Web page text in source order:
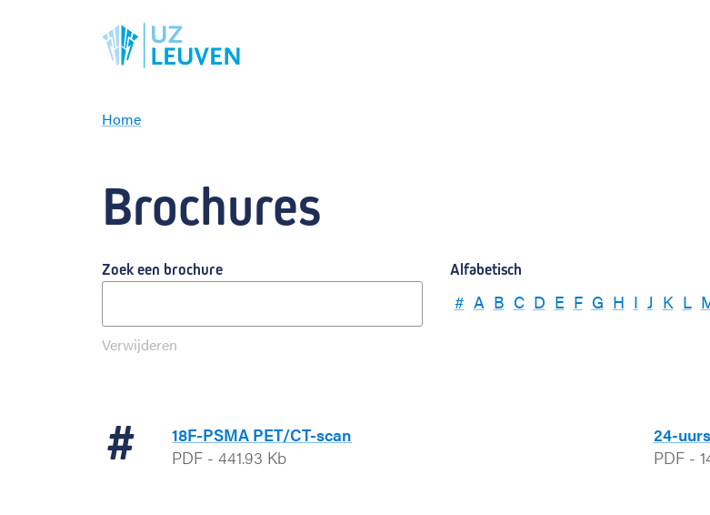
Home
c
e
Brochures
Zoek een brochure
Verwijderen
Alfabetisch
# A B C D E F G H I J K L
#
18F-PSMA PET/CT-scan
PDF -441.93 Kb
24-
PDF-